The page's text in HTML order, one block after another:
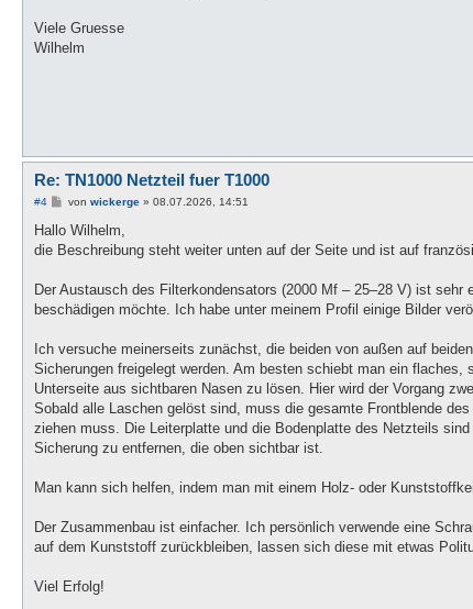
Viele Gruesse
Wilhelm
Re: TN1000 Netzteil fuer T1000
#4
B
i
r
von wickerge» 08.07.2026, 14:51
Hallo Wilhelm,
die Beschreibung steht weiter unten auf der Seite und ist auf
Der Austausch des Filterkondensators (2000 Mf – 25–28 V) ist
beschädigen möchte. Ich habe unter meinem Profil einige Bilder
Ich versuche meinerseits zunächst, die beiden von außen auf
Sicherungen freigelegt werden. Am besten schiebt man ein flaches,
Unterseite aus sichtbaren Nasen zu lösen. Hier wird der Vorgang
Sobald alle Laschen gelöst sind, muss die gesamte Frontblende
ziehen muss. Die Leiterplatte und die Bodenplatte des Netzteils
Sicherung zu entfernen, die oben sichtbar ist.
Man kann sich helfen, indem man mit einem Holz- oder
Der Zusammenbau ist einfacher. Ich persönlich verwende eine
auf dem Kunststoff zurückbleiben, lassen sich diese mit etwas
Viel Erfolg!